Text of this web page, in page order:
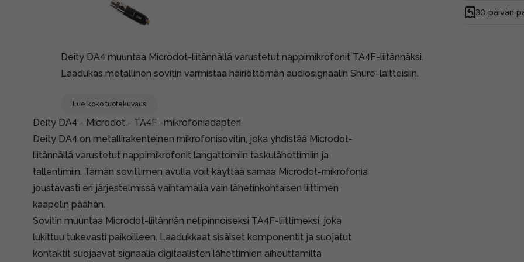
Deity DA4 muuntaa Microdot-liitännällä varustetut nappimikrofonit TA4F-liitännäksi.
Laadukas metallinen sovitin varmistaa häiriöttömän audiosignaalin Shure-laitteisiin.
Lue koko tuotekuvaus
30 päivän
Deity DA4 - Microdot - TA4F -mikrofoniadapteri
Deity DA4 on metallirakenteinen mikrofonisovitin, joka yhdistää Microdot-
liitännällä varustetut nappimikrofonit langattomiin taskulähettimiin ja
tallentimiin. Tämän sovittimen avulla voit käyttää samaa Microdot-mikrofonia
joustavasti eri järjestelmissä vaihtamalla vain lähetinkohtaisen liittimen
kaapelin päähän.
Sovitin muuntaa Microdot-liitännän nelipinnoiseksi TA4F-liittimeksi, joka
lukittuu tukevasti paikoilleen. Laadukkaat sisäiset komponentit ja suojatut
kontaktit suojaavat signaalia digitaalisten lähettimien aiheuttamilta